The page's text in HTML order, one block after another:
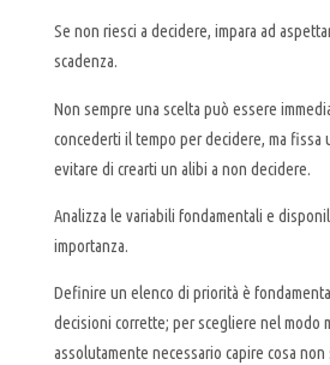
Se non riesci a decidere, impara ad
scadenza.
Non sempre una scelta può essere
concederti il tempo per decidere, ma fissa
evitare di crearti un alibi a non decidere.
Analizza le variabili fondamentali e
importanza.
Definire un elenco di priorità è
decisioni corrette; per scegliere nel modo
assolutamente necessario capire cosa